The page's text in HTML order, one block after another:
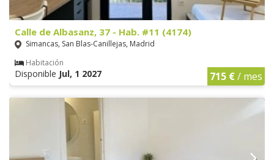
Calle de Albasanz, 37 - Hab. #11 (4174)
Simancas, San Blas-Canillejas, Madrid
Habitación
Disponible Jul, 1 2027 715 €/ mes